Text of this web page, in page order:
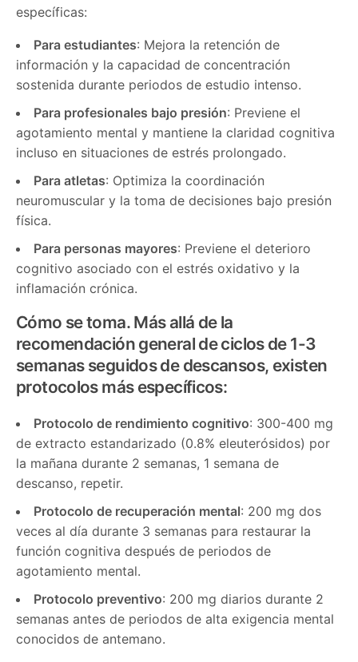
específicas:
Para estudiantes: Mejora la retención de
información y la capacidad de concentración
sostenida durante periodos de estudio intenso.
Para profesionales bajo presión: Previene el
agotamiento mental y mantiene la claridad cognitiva
incluso en situaciones de estrés prolongado.
Para atletas: Optimiza la coordinación
neuromuscular y la toma de decisiones bajo presión
física.
Para personas mayores: Previene el deterioro
cognitivo asociado con el estrés oxidativo y la
inflamación crónica.
Cómo se toma. Más allá de la
recomendación general de ciclos de 1-3
semanas seguidos de descansos, existen
protocolos más específicos:
Protocolo de rendimiento cognitivo: 300-400 mg
de extracto estandarizado (0.8% eleuterósidos) por
la mañana durante 2 semanas, 1 semana de
descanso, repetir.
Protocolo de recuperación mental: 200 mg dos
veces al día durante 3 semanas para restaurar la
función cognitiva después de periodos de
agotamiento mental.
Protocolo preventivo: 200 mg diarios durante 2
semanas antes de periodos de alta exigencia mental
conocidos de antemano.